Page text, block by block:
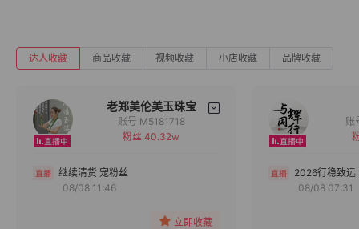
达人收藏 商品收藏 视频收藏 小店收藏 品牌收藏
老郑美伦美玉珠宝
备注
账号 M5181718
粉丝 40.32w
继续清货 宠粉丝
08/08 11:46
立即收藏
2026行稳致远
08/08 07:31